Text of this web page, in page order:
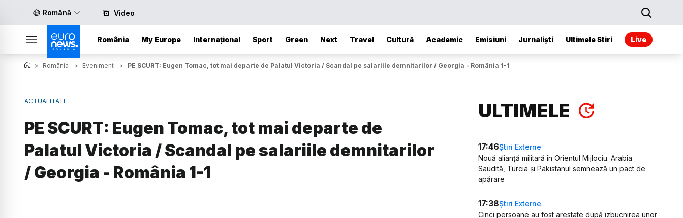
Română Video
România My Europe Internațional Sport Green Next Travel Cultură Academic Emisiuni Jurnaliști Ultimele Stiri Live
> România > Eveniment > PE SCURT: Eugen Tomac, tot mai departe de Palatul Victoria / Scandal pe salariile demnitarilor / Georgia - România 1-1
ACTUALITATE
PE SCURT: Eugen Tomac, tot mai departe de
Palatul Victoria / Scandal pe salariile demnitarilor
/ Georgia - România 1-1
ULTIMELE
17:46Știri Externe
Nouă alianță militară în Orientul Mijlociu. Arabia
Saudită, Turcia și Pakistanul semnează un pact de
apărare
17:38Știri Externe
Cinci persoane au fost arestate după izbucnirea unor